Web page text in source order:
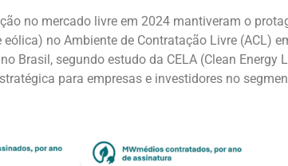
no mercado livre em 2024 mantiveram o
eólica) no Ambiente de Contratação Livre (ACL)
Brasil, segundo estudo da CELA (Clean
para empresas e investidores no